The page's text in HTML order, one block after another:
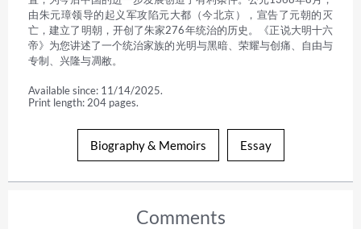
由朱元璋领导的起义军攻陷元大都（今北京），宣告了元朝的灭
亡，建立了明朝，开创了朱家276年统治的历史。《正说大明十六
帝》为您讲述了一个统治家族的光明与黑暗、荣耀与创痛、自由与
专制、兴隆与凋敝。
Available since: 11/14/2025.
Print length: 204 pages.
Biography & Memoirs Essay
Comments